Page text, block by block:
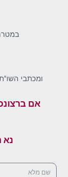
ומכתבי
אם
נא